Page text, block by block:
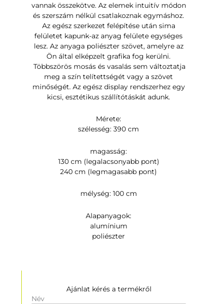
vannak összekötve. Az elemek intuitív módon
és szerszám nélkül csatlakoznak egymáshoz.
Az egész szerkezet felépítése után sima
felületet kapunk-az anyag felülete egységes
lesz. Az anyaga poliészter szövet, amelyre az
Ön által elképzelt grafika fog kerülni.
Többszörös mosás és vasalás sem változtatja
meg a szín telítettségét vagy a szövet
minőségét. Az egész display rendszerhez egy
kicsi, esztétikus szállítótáskát adunk.
Mérete:
szélesség: 390 cm
magasság:
130 cm (legalacsonyabb pont)
240 cm (legmagasabb pont)
mélység: 100 cm
Alapanyagok:
alumínium
poliészter
Ajánlat kérés a termékről
Név